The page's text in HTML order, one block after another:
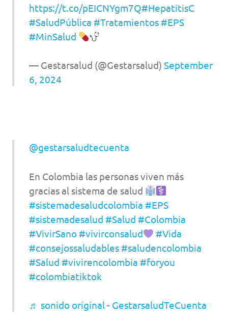
https://t.co/pEICNYgm7Q#HepatitisC
#SaludPública #Tratamientos #EPS
#MinSalud
— Gestarsalud (@Gestarsalud) September
6, 2024
@gestarsaludtecuenta
En Colombia las personas viven más
gracias al sistema de salud
#sistemadesaludcolombia #EPS
#sistemadesalud #Salud #Colombia
#VivirSano #vivirconsalud
#Vida
#consejossaludables #saludencolombia
#Salud #vivirencolombia #foryou
#colombiatiktok
♬ sonido original - GestarsaludTeCuenta